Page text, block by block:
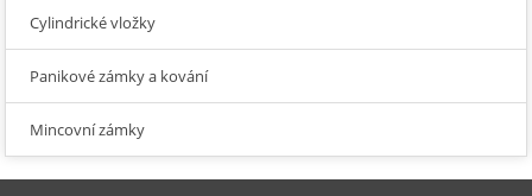
Cylindrické vložky
Panikové zámky a kování
Mincovní zámky